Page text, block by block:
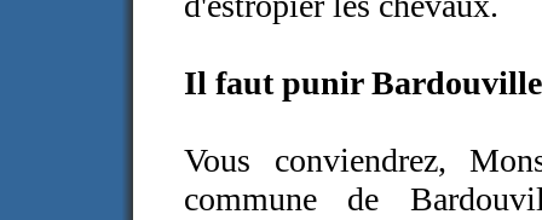
Il faut punir Bardouville
Vous conviendrez,
commune de